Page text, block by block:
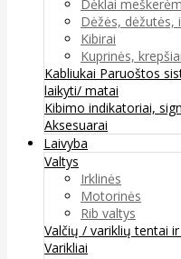
Dėklai
Dėžės, dėžutės,
Kibirai
Kuprinės, krepšiai
Kabliukai Paruoštos
laikyti/ matai
Kibimo indikatoriai,
Aksesuarai
Laivyba
Valtys
Irklinės
Motorinės
Rib valtys
Valčių / variklių tentai
Varikliai